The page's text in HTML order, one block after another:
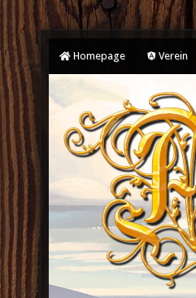
Homepage Verein